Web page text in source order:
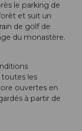
le parking de
et suit un
de golf de
du monastère.
les
ouvertes en
à partir de